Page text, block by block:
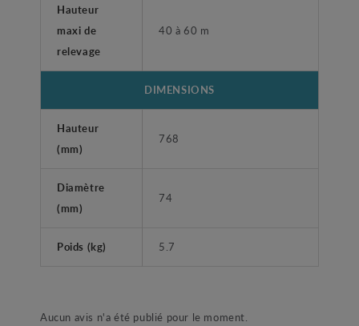
Hauteur
maxi de
relevage
40 à 60 m
DIMENSIONS
Hauteur
(mm)
768
Diamètre
(mm)
74
Poids (kg) 5.7
Aucun avis n'a été publié pour le moment.